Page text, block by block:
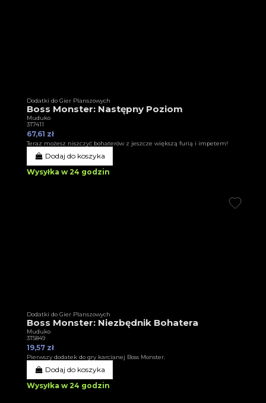
Dodatki do Gier Planszowych
Boss Monster: Następny Poziom
Muduko
3T7411
67,61 zł
Teraz możesz niszczyć bohaterów z jeszcze większą furią i impetem!
Dodaj do koszyka
Wysyłka w 24 godzin
Dodatki do Gier Planszowych
Boss Monster: Niezbędnik Bohatera
Muduko
3T5849
19,57 zł
Pierwszy dodatek do gry karcianej Boss Monster.
Dodaj do koszyka
Wysyłka w 24 godzin